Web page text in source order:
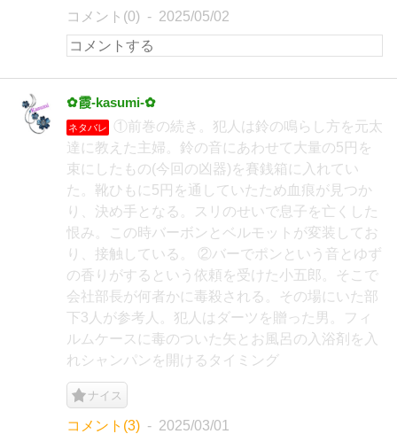
コメント(0) 2025/05/02
✿霞-kasumi-✿
ネタバレ
①前巻の続き。犯人は鈴の鳴らし方を元太
達に教えた主婦。鈴の音にあわせて大量の5円を
束にしたもの(今回の凶器)を賽銭箱に入れてい
た。靴ひもに5円を通していたため血痕が見つか
り、決め手となる。スリのせいで息子を亡くした
恨み。この時バーボンとベルモットが変装してお
り、接触している。 ②バーでポンという音とゆず
の香りがするという依頼を受けた小五郎。そこで
会社部長が何者かに毒殺される。その場にいた部
下3人が参考人。犯人はダーツを贈った男。フィ
ルムケースに毒のついた矢とお風呂の入浴剤を入
れシャンパンを開けるタイミング
ナイス
コメント(3)
2025/03/01